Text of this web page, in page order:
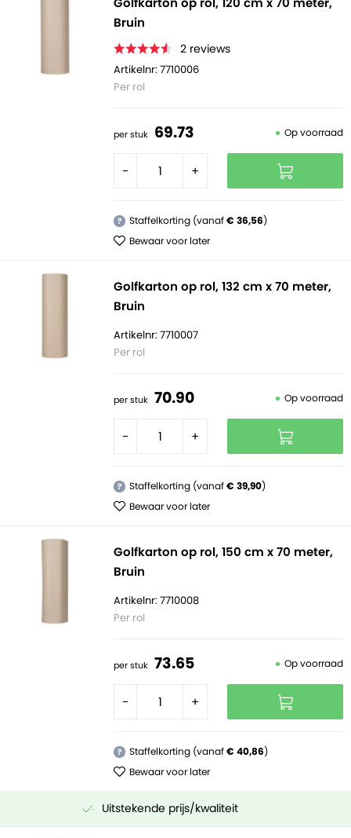
Bruin
2 reviews
Artikelnr: 7710006
Per rol
per stuk 69.73 Op voorraad
- +
? Staffelkorting (vanaf€ 36,56)
Bewaar voor later
Golfkarton op rol, 132 cm x 70 meter,
Bruin
Artikelnr: 7710007
Per rol
per stuk 70.90 Op voorraad
- +
? Staffelkorting (vanaf€ 39,90)
Bewaar voor later
Golfkarton op rol, 150 cm x 70 meter,
Bruin
Artikelnr: 7710008
Per rol
per stuk 73.65 Op voorraad
- +
? Staffelkorting (vanaf€ 40,86)
Bewaar voor later
Uitstekende prijs/kwaliteit